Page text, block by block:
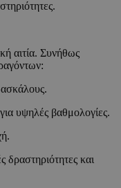
αιτία. Συνήθως
υψηλές βαθμολογίες.
και